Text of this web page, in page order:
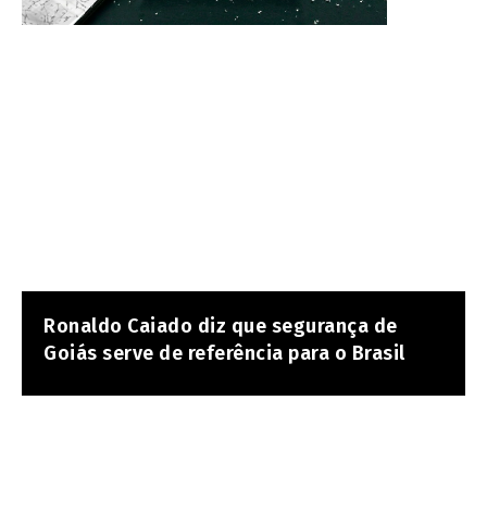
Ronaldo Caiado diz que segurança de
Goiás serve de referência para o Brasil